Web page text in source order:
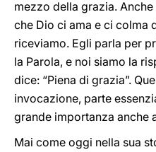
mezzo della grazia.
che Dio ci ama e ci colma
riceviamo. Egli parla per
la Parola, e noi siamo la
dice: “Piena di grazia”.
invocazione, parte
grande importanza anche
Mai come oggi nella sua